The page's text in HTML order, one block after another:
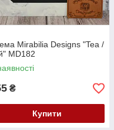
Mirabilia Designs "Tea /
MD182
₴
Купити